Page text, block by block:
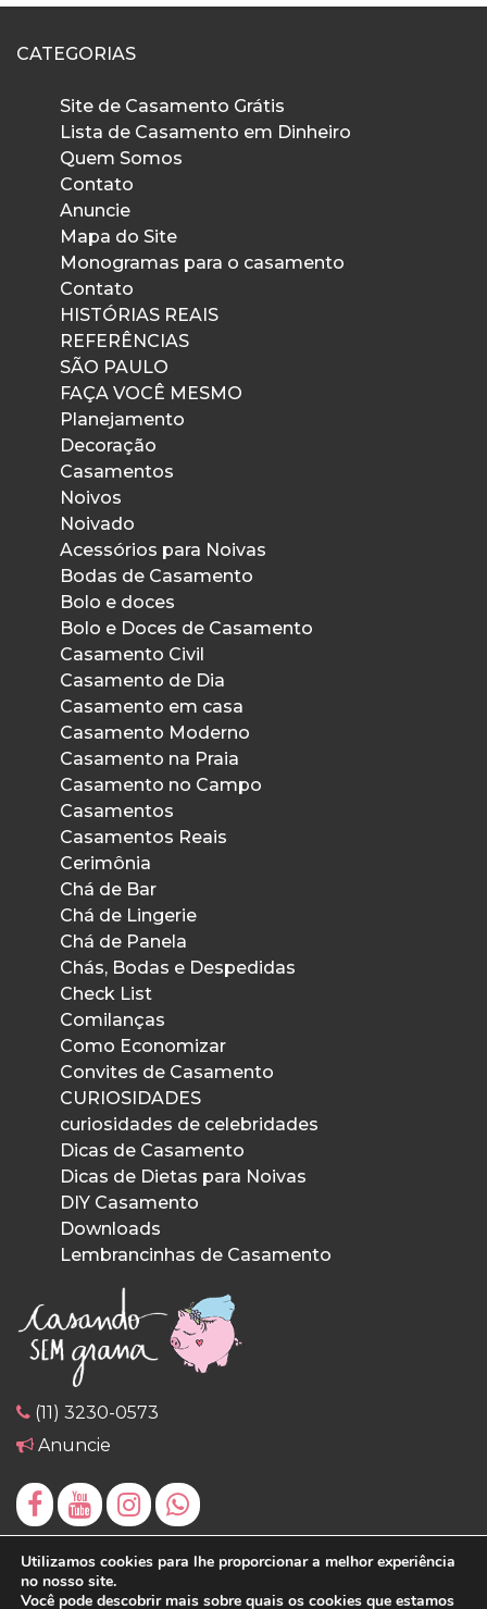
CATEGORIAS
Site de Casamento Grátis
Lista de Casamento em Dinheiro
Quem Somos
Contato
Anuncie
Mapa do Site
Monogramas para o casamento
Contato
HISTÓRIAS REAIS
REFERÊNCIAS
SÃO PAULO
FAÇA VOCÊ MESMO
Planejamento
Decoração
Casamentos
Noivos
Noivado
Acessórios para Noivas
Bodas de Casamento
Bolo e doces
Bolo e Doces de Casamento
Casamento Civil
Casamento de Dia
Casamento em casa
Casamento Moderno
Casamento na Praia
Casamento no Campo
Casamentos
Casamentos Reais
Cerimônia
Chá de Bar
Chá de Lingerie
Chá de Panela
Chás, Bodas e Despedidas
Check List
Comilanças
Como Economizar
Convites de Casamento
CURIOSIDADES
curiosidades de celebridades
Dicas de Casamento
Dicas de Dietas para Noivas
DIY Casamento
Downloads
Lembrancinhas de Casamento
(11) 3230-0573
Anuncie
Utilizamos cookies para lhe proporcionar a melhor experiência
no nosso site.
Você pode descobrir mais sobre quais os cookies que estamos